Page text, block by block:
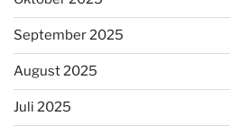
September 2025
August 2025
Juli 2025